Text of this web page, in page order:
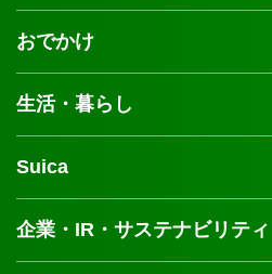
おでかけ
生活・暮らし
Suica
企業・IR・サステナビリティ